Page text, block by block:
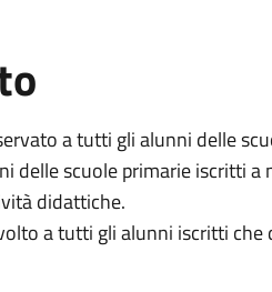
a tutti gli alunni delle
delle scuole primarie iscritti
didattiche.
a tutti gli alunni iscritti